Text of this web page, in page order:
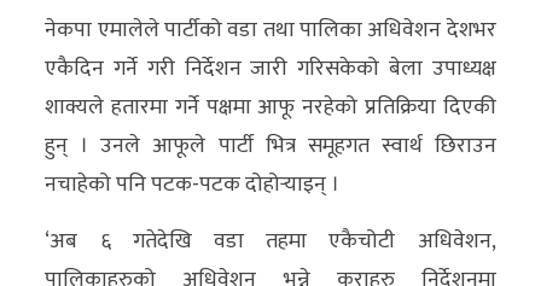
अन्य
क्लिक
खबर
विशेष
फोटो
नेकपा एमालेले पार्टीको वडा तथा पालिका अधिवेशन देशभर
एकैदिन गर्ने गरी निर्देशन जारी गरिसकेको बेला उपाध्यक्ष
शाक्यले हतारमा गर्ने पक्षमा आफू नरहेको प्रतिक्रिया दिएकी
हुन् । उनले आफूले पार्टी भित्र समूहगत स्वार्थ छिराउन
नचाहेको पनि पटक-पटक दोहोर्‍याइन् ।
‘अब ६ गतेदेखि वडा तहमा एकैचोटी अधिवेशन,